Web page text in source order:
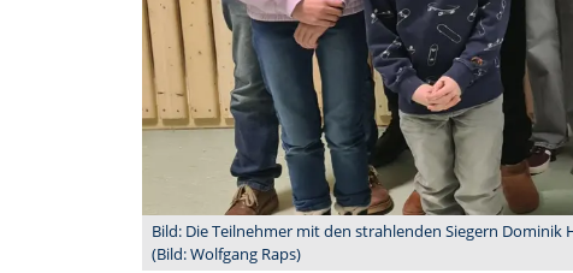
Bild: Die Teilnehmer mit den strahlenden Siegern
(Bild: Wolfgang Raps)